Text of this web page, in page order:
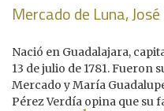
Mercado de Luna,
Nació en Guadalajara,
13 de julio de 1781. Fueron
Mercado y María
Pérez Verdía opina que su